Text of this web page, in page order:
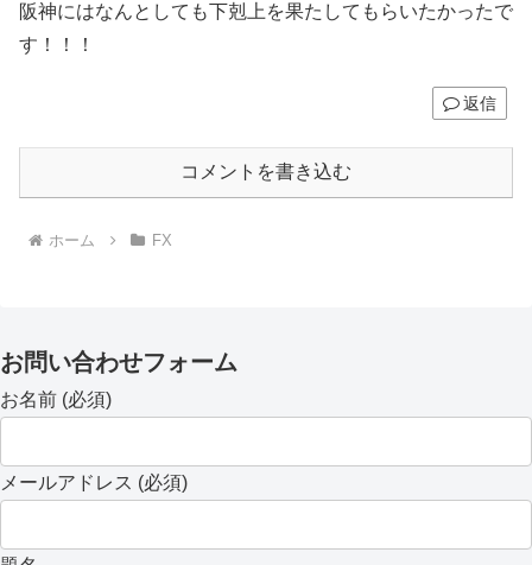
阪神にはなんとしても下剋上を果たしてもらいたかったで
す！！！
返信
コメントを書き込む
ホーム FX
お問い合わせフォーム
お名前 (必須)
メールアドレス (必須)